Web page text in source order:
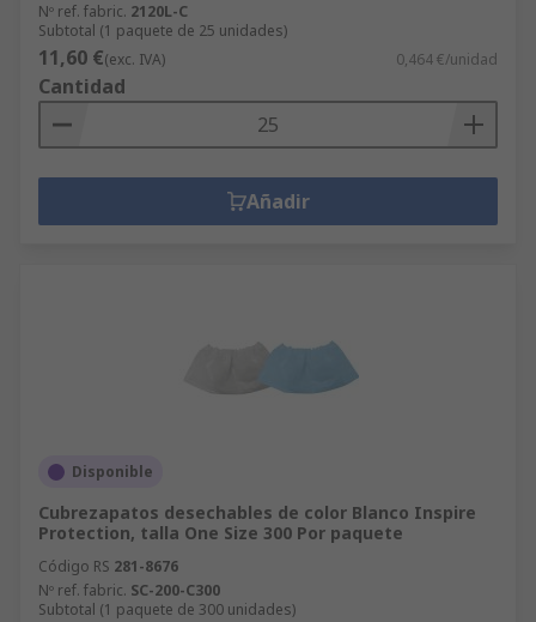
Nº ref. fabric. 2120L-C
Subtotal (1 paquete de 25 unidades)
11,60 €(exc. IVA) 0,464 €/unidad
Cantidad
Añadir
Disponible
Cubrezapatos desechables de color Blanco Inspire
Protection, talla One Size 300 Por paquete
Código RS 281-8676
Nº ref. fabric. SC-200-C300
Subtotal (1 paquete de 300 unidades)